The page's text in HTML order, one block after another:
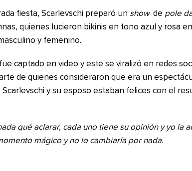
fiesta, Scarlevschi preparó un show de pole
quienes lucieron bikinis en tono azul y rosa
y femenino.
captado en video y este se viralizó en redes
de quienes consideraron que era un
Scarlevschi y su esposo estaban felices con el
qué aclarar, cada uno tiene su opinión y yo la
mágico y no lo cambiaría por nada.